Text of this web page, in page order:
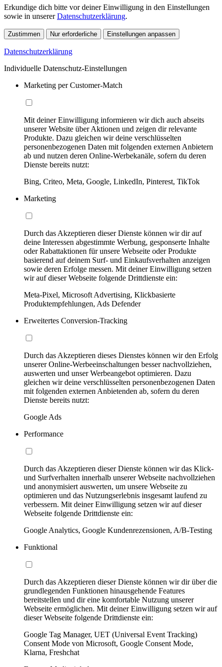
Erkundige dich bitte vor deiner Einwilligung in den Einstellungen
sowie in unsererDatenschutzerklärung.
Zustimmen Nur erforderliche Einstellungen anpassen
Datenschutzerklärung
Individuelle Datenschutz-Einstellungen
Marketing per Customer-Match
Mit deiner Einwilligung informieren wir dich auch abseits
unserer Website über Aktionen und zeigen dir relevante
Produkte. Dazu gleichen wir deine verschlüsselten
personenbezogenen Daten mit folgenden externen Anbietern
ab und nutzen deren Online-Werbekanäle, sofern du deren
Dienste bereits nutzt:
Bing, Criteo, Meta, Google, LinkedIn, Pinterest, TikTok
Marketing
Durch das Akzeptieren dieser Dienste können wir dir auf
deine Interessen abgestimmte Werbung, gesponserte Inhalte
oder Rabattaktionen für unsere Webseite oder Produkte
basierend auf deinem Surf- und Einkaufsverhalten anzeigen
sowie deren Erfolge messen. Mit deiner Einwilligung setzen
wir auf dieser Webseite folgende Drittdienste ein:
Meta-Pixel, Microsoft Advertising, Klickbasierte
Produktempfehlungen, Ads Defender
Erweitertes Conversion-Tracking
Durch das Akzeptieren dieses Dienstes können wir den Erfolg
unserer Online-Werbeeinschaltungen besser nachvollziehen,
auswerten und unser Werbeangebot optimieren. Dazu
gleichen wir deine verschlüsselten personenbezogenen Daten
mit folgenden externen Anbietenden ab, sofern du deren
Dienste bereits nutzt:
Google Ads
Performance
Durch das Akzeptieren dieser Dienste können wir das Klick-
und Surfverhalten innerhalb unserer Webseite nachvollziehen
und anonymisiert auswerten, um unsere Webseite zu
optimieren und das Nutzungserlebnis insgesamt laufend zu
verbessern. Mit deiner Einwilligung setzen wir auf dieser
Webseite folgende Drittdienste ein:
Google Analytics, Google Kundenrezensionen, A/B-Testing
Funktional
Durch das Akzeptieren dieser Dienste können wir dir über die
grundlegenden Funktionen hinausgehende Features
bereitstellen und dir eine komfortable Nutzung unserer
Webseite ermöglichen. Mit deiner Einwilligung setzen wir auf
dieser Webseite folgende Drittdienste ein:
Google Tag Manager, UET (Universal Event Tracking)
Consent Mode von Microsoft, Google Consent Mode,
Klarna, Freshchat